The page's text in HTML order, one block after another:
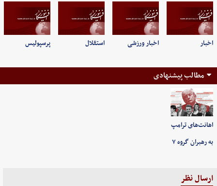
اخبار اخبار ورزشی استقلال پرسپولیس
مطالب پیشنهادی
اهانت‌های ترامپ
به رهبران گروه ۷
ارسال نظر